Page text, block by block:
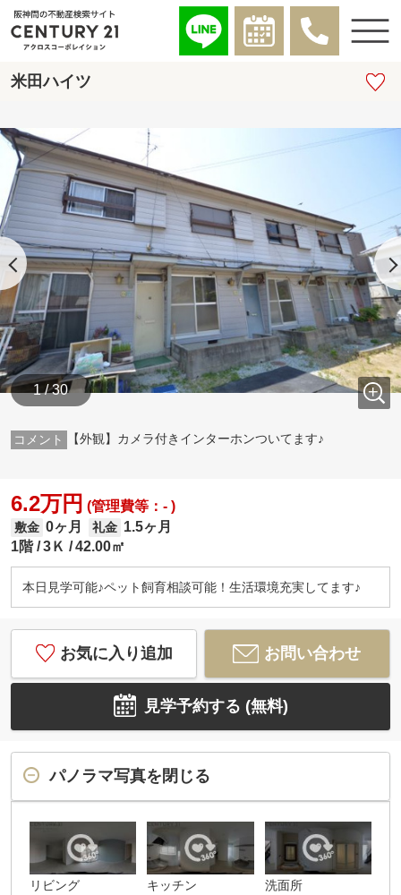
米田ハイツ
【外観】カメラ付きインターホンついてます♪
1 / 30
6.2万円 (管理費等：- )
敷金 0ヶ月 礼金 1.5ヶ月
1階 3Ｋ 42.00㎡
本日見学可能♪ペット飼育相談可能！生活環境充実してます♪
お気に入り追加 お問い合わせ
見学予約する (無料)
パノラマ写真を閉じる
リビング キッチン 洗面所